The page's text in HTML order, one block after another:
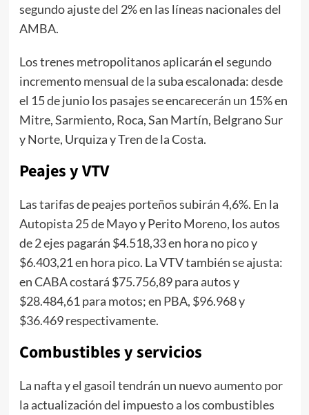
segundo ajuste del 2% en las líneas nacionales del
AMBA.
Los trenes metropolitanos aplicarán el segundo
incremento mensual de la suba escalonada: desde
el 15 de junio los pasajes se encarecerán un 15% en
Mitre, Sarmiento, Roca, San Martín, Belgrano Sur
y Norte, Urquiza y Tren de la Costa.
Peajes y VTV
Las tarifas de peajes porteños subirán 4,6%. En la
Autopista 25 de Mayo y Perito Moreno, los autos
de 2 ejes pagarán $4.518,33 en hora no pico y
$6.403,21 en hora pico. La VTV también se ajusta:
en CABA costará $75.756,89 para autos y
$28.484,61 para motos; en PBA, $96.968 y
$36.469 respectivamente.
Combustibles y servicios
La nafta y el gasoil tendrán un nuevo aumento por
la actualización del impuesto a los combustibles